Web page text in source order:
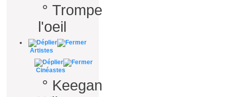
° Trompe
l'oeil
Artistes
Cinéastes
° Keegan